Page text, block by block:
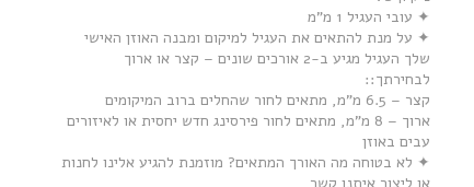
✦ עובי העגיל 1 מ”מ
✦ על מנת להתאים את העגיל למיקום ומבנה האוזן האישי
שלך העגיל מגיע ב-2 אורכים שונים – קצר או ארוך
לבחירתך::
קצר – 6.5 מ”מ, מתאים לחור שהחלים ברוב המיקומים
ארוך – 8 מ”מ, מתאים לחור פירסינג חדש יחסית או לאיזורים
עבים באוזן
✦ לא בטוחה מה האורך המתאים? מוזמנת להגיע אלינו לחנות
או ליצור איתנו קשר